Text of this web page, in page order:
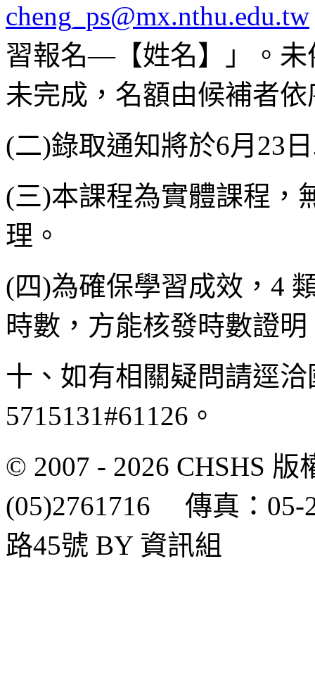
cheng_ps@mx.nthu.edu.tw
習報名—【姓名】」。未
未完成，名額由候補者
(二)錄取通知將於6月23
(三)本課程為實體課程，
理。
(四)為確保學習成效，4
時數，方能核發時數證
十、如有相關疑問請逕
5715131#61126。
© 2007 - 2026 CHSHS
(05)2761716 傳真：05-
路45號 BY 資訊組